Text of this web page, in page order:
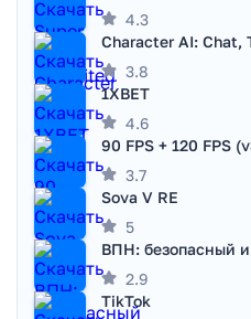
4.3
Character AI: Chat,
3.8
1XBET
4.6
90 FPS + 120 FPS
3.7
Sova V RE
5
2.9
TikTok